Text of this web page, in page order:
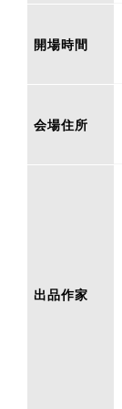
開場時間
会場住所
出品作家